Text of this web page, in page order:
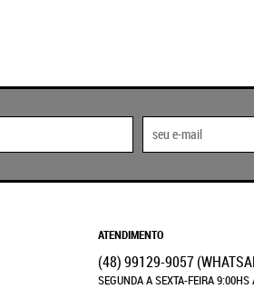
ATENDIMENTO
(48)99129-9057
SEGUNDA A SEXTA-FEIRA